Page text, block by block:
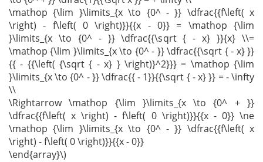
\mathop {\lim }\limits_{x \to {0^ - }} \dfrac{{f\left( x
\right) - f\left( 0 \right)}}{{x - 0}} = \mathop {\lim
}\limits_{x \to {0^ - }} \dfrac{{\sqrt { - x} }}{x} \\=
\mathop {\lim }\limits_{x \to {0^ - }} \dfrac{{\sqrt { - x} }}
{{ - {{\left( {\sqrt { - x} } \right)}^2}}} = \mathop {\lim
}\limits_{x \to {0^ - }} \dfrac{{ - 1}}{{\sqrt { - x} }} = - \infty
\\
\Rightarrow \mathop {\lim }\limits_{x \to {0^ + }}
\dfrac{{f\left( x \right) - f\left( 0 \right)}}{{x - 0}} \ne
\mathop {\lim }\limits_{x \to {0^ - }} \dfrac{{f\left( x
\right) - f\left( 0 \right)}}{{x - 0}}
\end{array}\)